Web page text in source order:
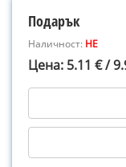
Подарък
Наличност: НЕ
Цена: 5.11 € /